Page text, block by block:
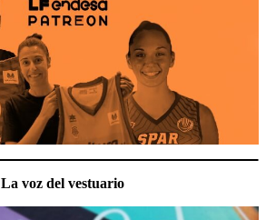
La voz del vestuario